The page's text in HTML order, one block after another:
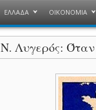
ΕΛΛΑΔΑ ΟΙΚΟΝΟΜΙΑ
Ν. Λυγερός: Όταν